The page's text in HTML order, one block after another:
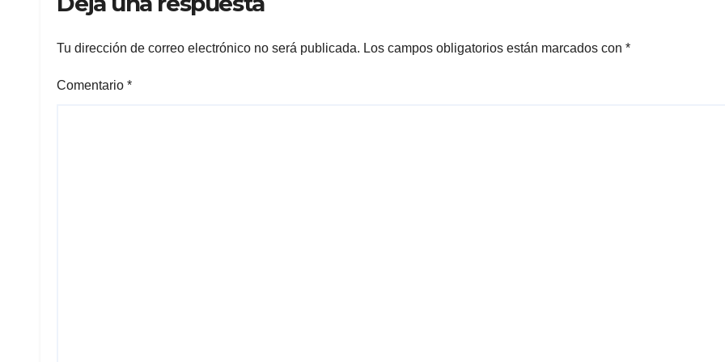
Tu dirección de correo electrónico no será publicada. Los campos obligatorios están marcados con *
Comentario *